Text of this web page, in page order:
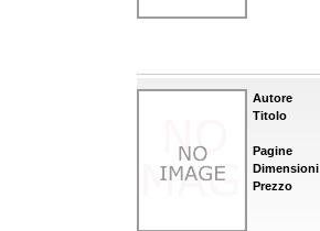
Autore
Titolo
Pagine
Dimensioni
Prezzo